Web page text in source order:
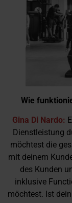
Wie
Gina Di Nardo:
Dienstleistung
möchtest die
mit deinem
des Kunden
inklusive
möchtest. Ist